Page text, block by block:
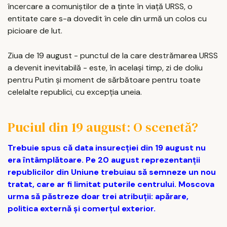
încercare a comuniștilor de a ținte în viață URSS, o
entitate care s-a dovedit în cele din urmă un colos cu
picioare de lut.
Ziua de 19 august - punctul de la care destrămarea URSS
a devenit inevitabilă - este, în același timp, zi de doliu
pentru Putin și moment de sărbătoare pentru toate
celelalte republici, cu excepția uneia.
Puciul din 19 august: O scenetă?
Trebuie spus că data insurecției din 19 august nu
era întâmplătoare. Pe 20 august reprezentanții
republicilor din Uniune trebuiau să semneze un nou
tratat, care ar fi limitat puterile centrului. Moscova
urma să păstreze doar trei atribuții: apărare,
politica externă și comerțul exterior.